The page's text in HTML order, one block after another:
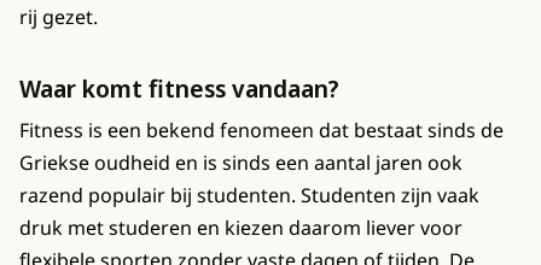
rij gezet.
Waar komt fitness vandaan?
Fitness is een bekend fenomeen dat bestaat sinds de
Griekse oudheid en is sinds een aantal jaren ook
razend populair bij studenten. Studenten zijn vaak
druk met studeren en kiezen daarom liever voor